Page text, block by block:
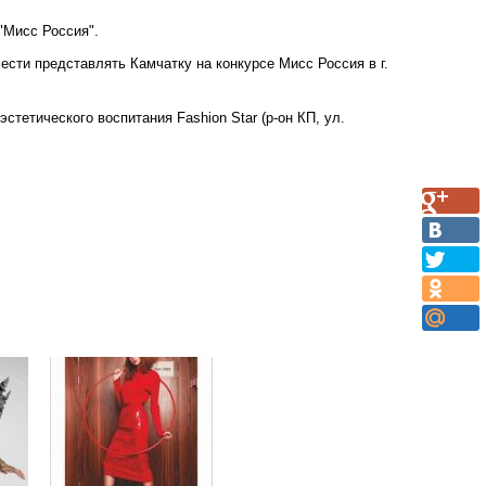
Россия".
представлять Камчатку на конкурсе Мисс Россия в г.
воспитания Fashion Star (р-он КП, ул.